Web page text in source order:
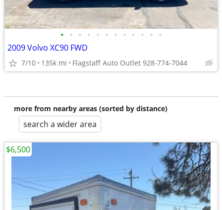
• • • • • • • • • • • •
2009 Volvo XC90 FWD
7/10 135k mi Flagstaff Auto Outlet 928-774-7044
more from nearby areas (sorted by distance)
search a wider area
$6,500